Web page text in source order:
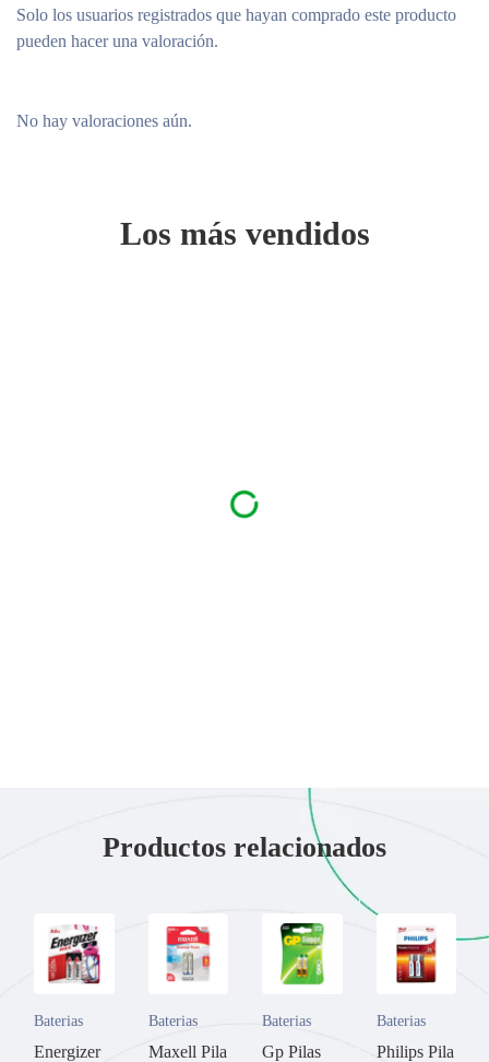
No hay valoraciones aún.
Solo los usuarios registrados que hayan comprado este producto
pueden hacer una valoración.
Los más vendidos
Productos relacionados
Baterias
Energizer
Baterias
Maxell Pila
Baterias
Gp Pilas
Baterias
Philips Pila